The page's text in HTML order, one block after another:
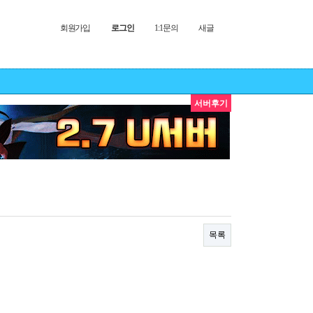
회원가입 로그인 1:1문의 새글
서버후기
목록